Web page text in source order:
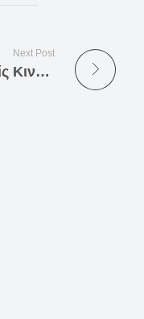
Next Post
Διαγνωστικά Σφάλματα: Ποιοι Ασθενείς Κινδυνεύουν Περισσότερο;